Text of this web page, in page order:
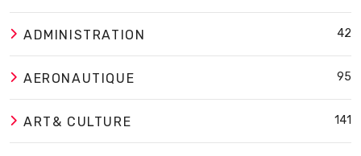
ADMINISTRATION 42
AERONAUTIQUE 95
ART& CULTURE 141